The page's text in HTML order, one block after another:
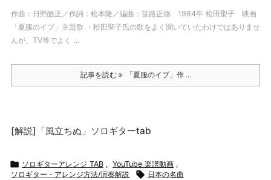
作曲：日野皓正／作詞：松本隆／編曲：笹路正徳 1984年 松田聖子 映画
「夏服のイブ」主題歌 ・松田聖子氏の歌をよく聞いていたわけではありませ
んが、TV等でよく ...
記事を読む 「夏服のイブ」作 ...
[解説]「風立ちぬ」ソロギターtab
 ソロギターアレンジ TAB , YouTube 楽譜動画 ,
ソロギター・アレンジ方法/演奏解説
 日本の名曲